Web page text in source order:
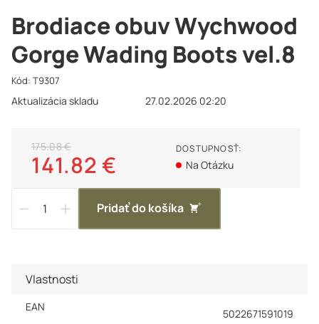
Brodiace obuv Wychwood
Gorge Wading Boots vel.8
Kód: T9307
Aktualizácia skladu
27.02.2026 02:20
175.08 €
141.82 €
DOSTUPNOSŤ:
Na Otázku
Pridať do košíka
Vlastnosti
EAN
5022671591019